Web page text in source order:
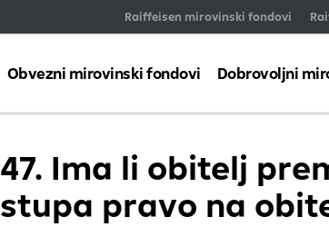
Raiffeisen mirovinski fondovi
Obvezni mirovinski fondovi Dobrovoljni
47. Ima li obitelj
stupa pravo na